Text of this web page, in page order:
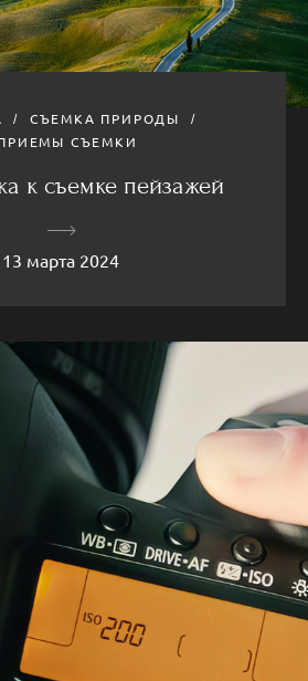
СЪЕМКА ПРИРОДЫ
СЪЕМКИ
к съемке пейзажей
13 марта 2024